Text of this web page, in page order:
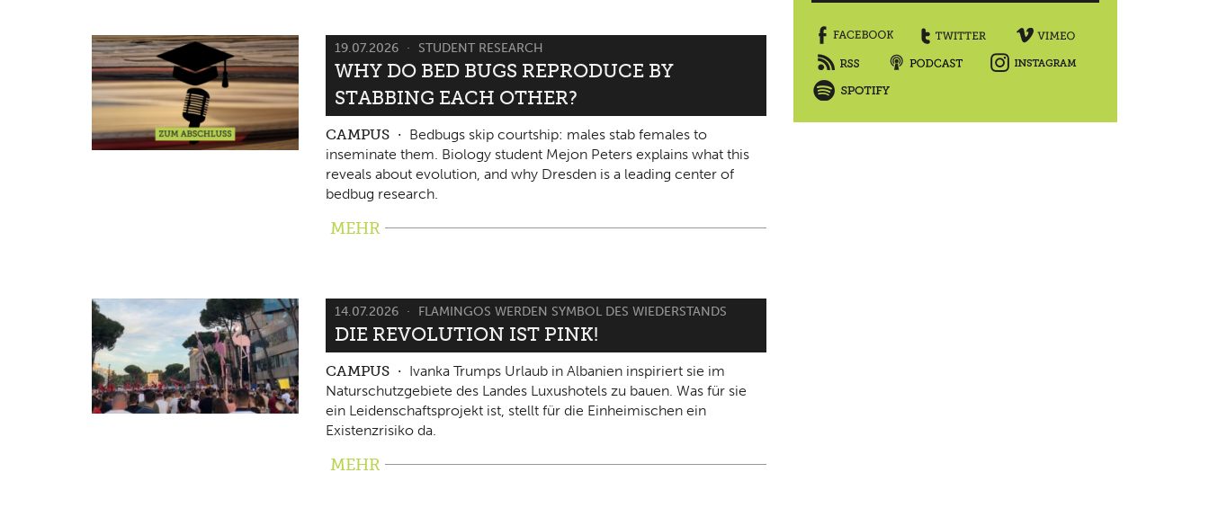
19.07.2026 STUDENT RESEARCH
WHY DO BED BUGS REPRODUCE BY
STABBING EACH OTHER?
CAMPUS
Bedbugs skip courtship: males stab females to
inseminate them. Biology student Mejon Peters explains what this
reveals about evolution, and why Dresden is a leading center of
bedbug research.
MEHR
14.07.2026 FLAMINGOS WERDEN SYMBOL DES WIEDERSTANDS
DIE REVOLUTION IST PINK!
CAMPUS
Ivanka Trumps Urlaub in Albanien inspiriert sie im
Naturschutzgebiete des Landes Luxushotels zu bauen. Was für sie
ein Leidenschaftsprojekt ist, stellt für die Einheimischen ein
Existenzrisiko da.
MEHR